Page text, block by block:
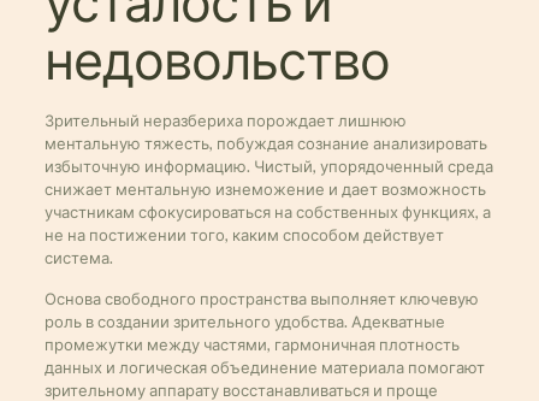
недовольство
Зрительный неразбериха порождает лишнюю
ментальную тяжесть, побуждая сознание анализировать
избыточную информацию. Чистый, упорядоченный среда
снижает ментальную изнеможение и дает возможность
участникам сфокусироваться на собственных функциях, а
не на постижении того, каким способом действует
система.
Основа свободного пространства выполняет ключевую
роль в создании зрительного удобства. Адекватные
промежутки между частями, гармоничная плотность
данных и логическая объединение материала помогают
зрительному аппарату восстанавливаться и проще